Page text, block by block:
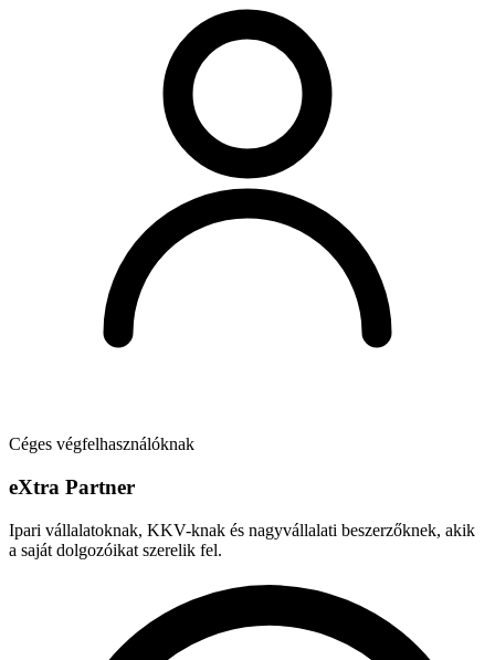
Céges végfelhasználóknak
eXtra Partner
Ipari vállalatoknak, KKV-knak és nagyvállalati beszerzőknek, akik
a saját dolgozóikat szerelik fel.